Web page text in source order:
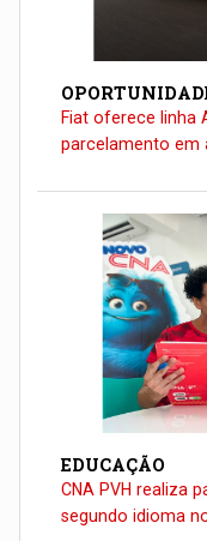
Fiat oferece linha
parcelamento em
EDUCAÇÃO
CNA PVH realiza
segundo idioma